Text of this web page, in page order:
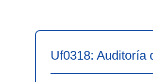
Uf0318: Auditoría